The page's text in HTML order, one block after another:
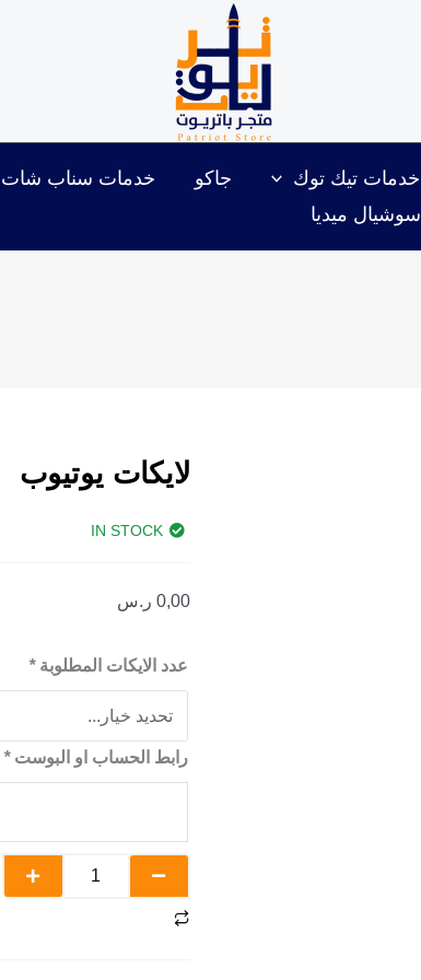
خدمات تيك توك جاكو خدمات سناب شات
سوشيال ميديا
لايكات يوتيوب
IN STOCK
0,00 ر.س
عدد الايكات المطلوبة*
رابط الحساب او البوست*
كمية
لايكات
يوتيوب